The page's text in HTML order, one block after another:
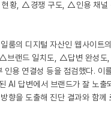
황, △경쟁 구도, △인용 채널
룸의 디지털 자산인 웹사이트
△브랜드 일치도, △답변 완성
용 연결성 등을 점검했다. 이
AI 답변에서 브랜드가 잘 노출
향을 도출해 진단 결과와 함께